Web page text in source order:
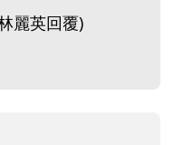
麗英回覆)